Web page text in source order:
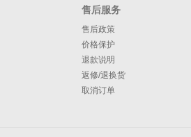
售后服务
售后政策
价格保护
退款说明
返修/退换货
取消订单